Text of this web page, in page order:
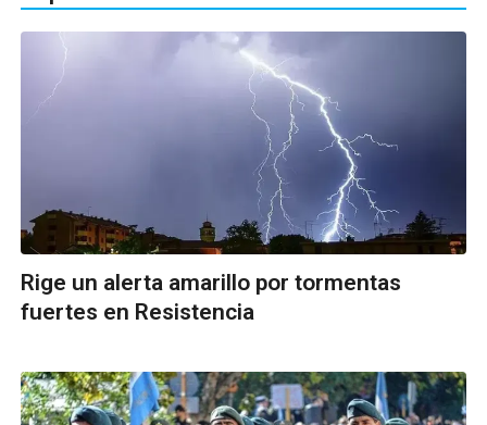
Rige un alerta amarillo por tormentas
fuertes en Resistencia